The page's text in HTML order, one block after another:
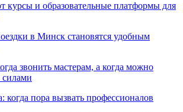
курсы и образовательные платформы для
в Минск становятся удобным
звонить мастерам, а когда можно
силами
когда пора вызвать профессионалов